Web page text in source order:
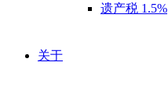
遗产税 1.5%
关于